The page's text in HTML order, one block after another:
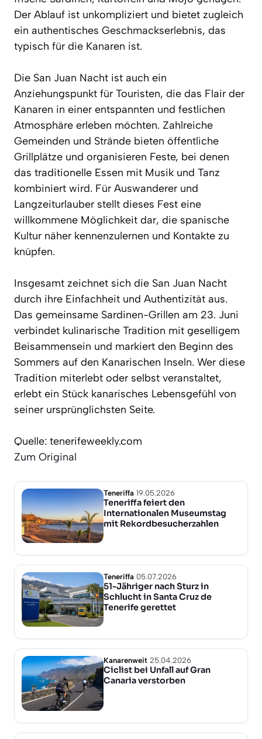
Der Ablauf ist unkompliziert und bietet zugleich
ein authentisches Geschmackserlebnis, das
typisch für die Kanaren ist.
Die San Juan Nacht ist auch ein
Anziehungspunkt für Touristen, die das Flair der
Kanaren in einer entspannten und festlichen
Atmosphäre erleben möchten. Zahlreiche
Gemeinden und Strände bieten öffentliche
Grillplätze und organisieren Feste, bei denen
das traditionelle Essen mit Musik und Tanz
kombiniert wird. Für Auswanderer und
Langzeiturlauber stellt dieses Fest eine
willkommene Möglichkeit dar, die spanische
Kultur näher kennenzulernen und Kontakte zu
knüpfen.
Insgesamt zeichnet sich die San Juan Nacht
durch ihre Einfachheit und Authentizität aus.
Das gemeinsame Sardinen-Grillen am 23. Juni
verbindet kulinarische Tradition mit geselligem
Beisammensein und markiert den Beginn des
Sommers auf den Kanarischen Inseln. Wer diese
Tradition miterlebt oder selbst veranstaltet,
erlebt ein Stück kanarisches Lebensgefühl von
seiner ursprünglichsten Seite.
Quelle: tenerifeweekly.com
Zum Original
Teneriffa 19.05.2026
Teneriffa feiert den
Internationalen Museumstag
mit Rekordbesucherzahlen
Teneriffa 05.07.2026
51-Jähriger nach Sturz in
Schlucht in Santa Cruz de
Tenerife gerettet
Kanarenweit 25.04.2026
Ciclist bei Unfall auf Gran
Canaria verstorben